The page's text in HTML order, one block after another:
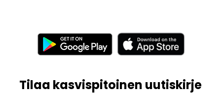
Tilaa kasvispitoinen uutiskirje